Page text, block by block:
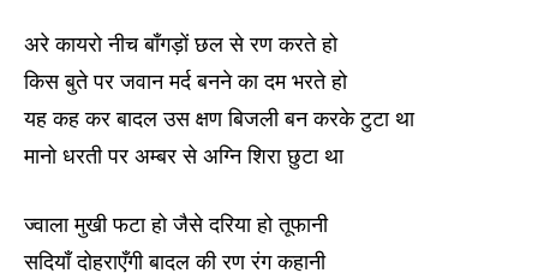
अरे कायरो नीच बाँगड़ों छल से रण करते हो
किस बुते पर जवान मर्द बनने का दम भरते हो
यह कह कर बादल उस क्षण बिजली बन करके टुटा था
मानो धरती पर अम्बर से अग्नि शिरा छुटा था
ज्वाला मुखी फटा हो जैसे दरिया हो तूफानी
सदियाँ दोहराएँगी बादल की रण रंग कहानी